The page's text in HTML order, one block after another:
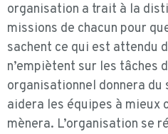
organisation a trait à la
missions de chacun pour
sachent ce qui est attendu
n’empiètent sur les tâches
organisationnel donnera
aidera les équipes à mieux
mènera. L’organisation se